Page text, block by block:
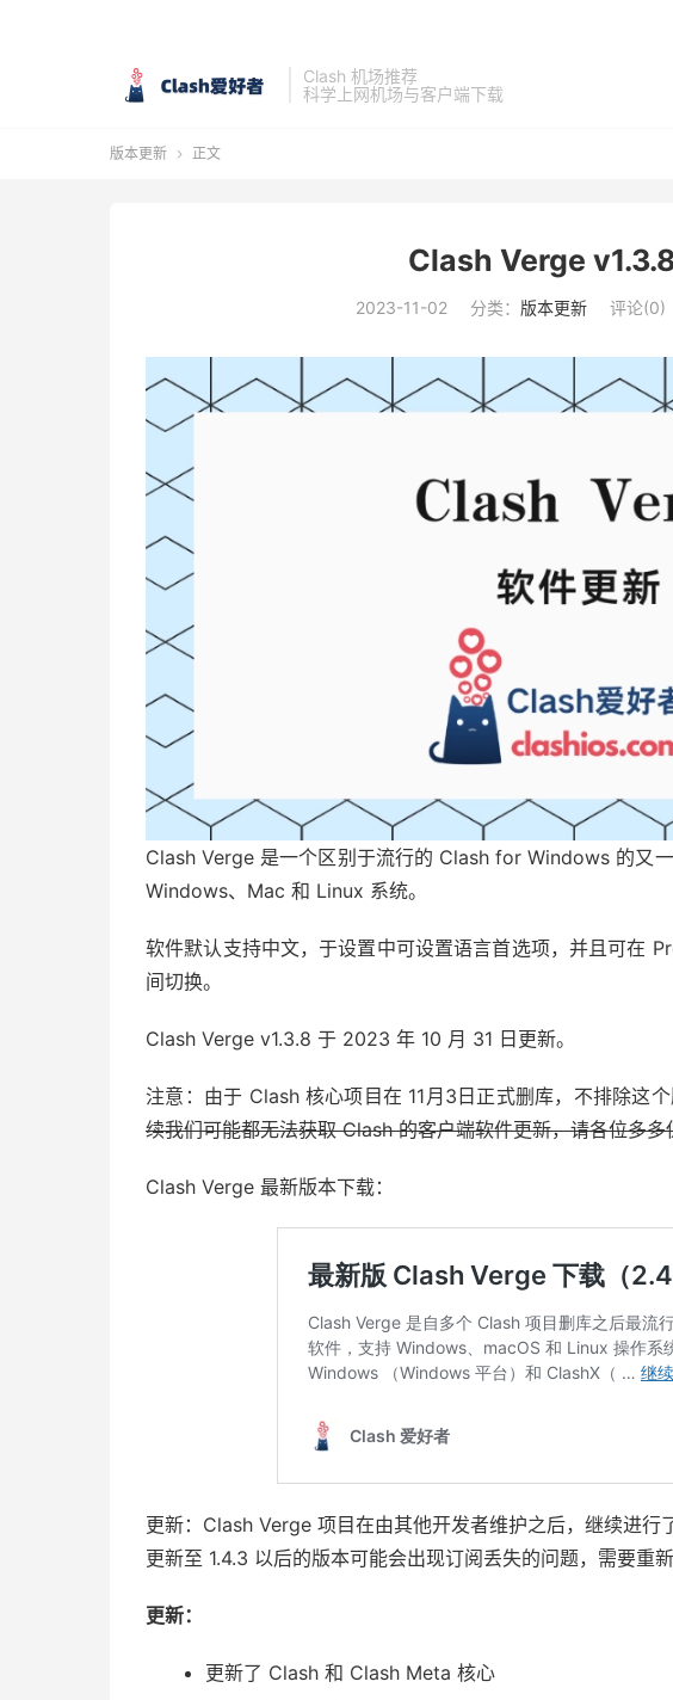
Clash 机场推荐
科学上网机场与客户端下载
版本更新  正文
Clash Verge
2023-11-02 分类： 版本更新 评论(0)
Clash Verge 是一个区别于流行的 Clash for Windows 的又
Windows、Mac 和 Linux 系统。
软件默认支持中文，于设置中可设置语言首选项，并且可在
间切换。
Clash Verge v1.3.8 于 2023 年 10 月 31 日更新。
注意：由于 Clash 核心项目在 11月3日正式删库，不排除这
续我们可能都无法获取 Clash 的客户端软件更新，请各位多多
Clash Verge 最新版本下载：
更新：Clash Verge 项目在由其他开发者维护之后，继续进行
更新至 1.4.3 以后的版本可能会出现订阅丢失的问题，需要重
更新：
更新了 Clash 和 Clash Meta 核心